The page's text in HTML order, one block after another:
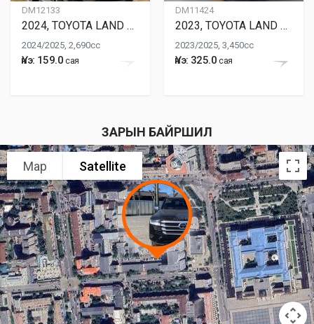
DM12133
2024, TOYOTA LAND CRUISER
2024/2025, 2,690cc
Үнэ: 159.0 сая
DM11424
2023, TOYOTA LAND CRUISER
2023/2025, 3,450cc
Үнэ: 325.0 сая
ЗАРЫН БАЙРШИЛ
Map Satellite